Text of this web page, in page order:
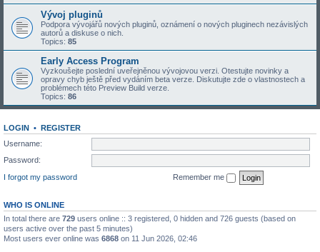
Vývoj pluginů
Podpora vývojářů nových pluginů, oznámení o nových pluginech nezávislých
autorů a diskuse o nich.
Topics: 85
Early Access Program
Vyzkoušejte poslední uveřejněnou vývojovou verzi. Otestujte novinky a
opravy chyb ještě před vydáním beta verze. Diskutujte zde o vlastnostech a
problémech této Preview Build verze.
Topics: 86
LOGIN • REGISTER
Username:
Password:
I forgot my password
Remember me
WHO IS ONLINE
In total there are 729 users online :: 3 registered, 0 hidden and 726 guests (based on
users active over the past 5 minutes)
Most users ever online was 6868 on 11 Jun 2026, 02:46